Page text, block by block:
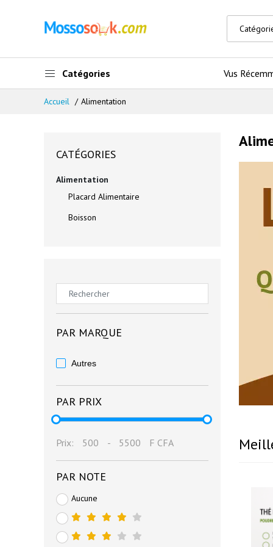
Catégories Vus
Accueil Alimentation
CATÉGORIES
Alimentation
Placard Alimentaire
Boisson
PAR MARQUE
Autres
PAR PRIX
Prix: 500 - 5500 F CFA
PAR NOTE
Aucune